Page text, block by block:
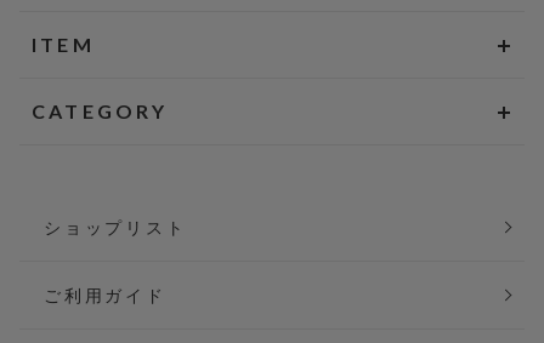
ITEM
CATEGORY
ショップリスト
ご利用ガイド